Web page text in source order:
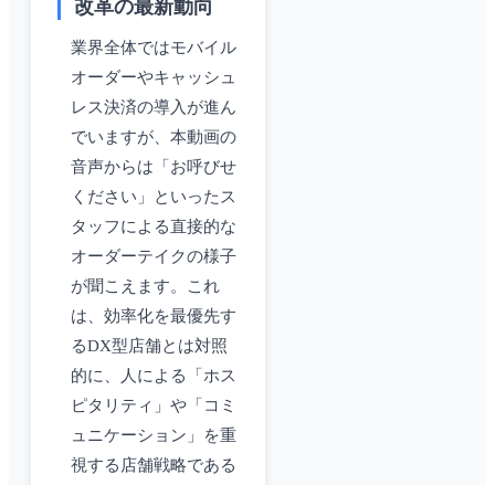
改革の最新動向
業界全体ではモバイル
オーダーやキャッシュ
レス決済の導入が進ん
でいますが、本動画の
音声からは「お呼びせ
ください」といったス
タッフによる直接的な
オーダーテイクの様子
が聞こえます。これ
は、効率化を最優先す
るDX型店舗とは対照
的に、人による「ホス
ピタリティ」や「コミ
ュニケーション」を重
視する店舗戦略である